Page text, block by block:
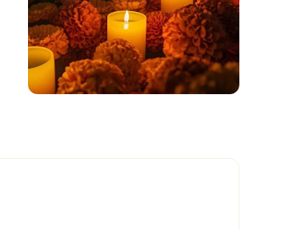
Amarnos
Incondicionalmente –
Meditación en el
Bosque